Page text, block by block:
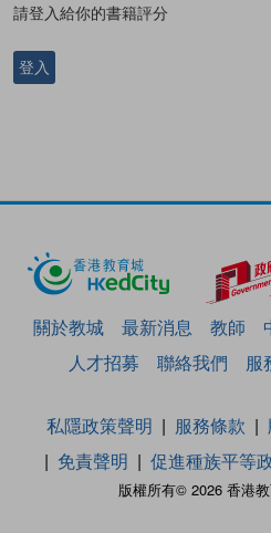
請登入給你的書籍評分
登入
關於教城 最新消息 教師
人才招募
聯絡我們 服
版權所有© 2026 香港
私隱政策聲明 服務條款
免責聲明
促進種族平等